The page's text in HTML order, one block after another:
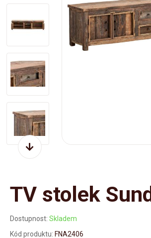
TV stolek
Dostupnost: Skladem
Kód produktu: FNA2406